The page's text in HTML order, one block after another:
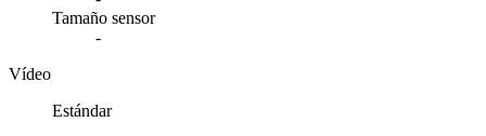
Tamaño sensor
-
Vídeo
Estándar